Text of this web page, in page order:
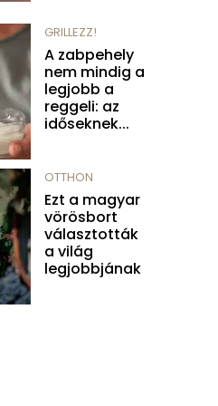
GRILLEZZ!
A zabpehely
nem mindig a
legjobb a
reggeli: az
időseknek...
OTTHON
Ezt a magyar
vörösbort
választották
a világ
legjobbjának